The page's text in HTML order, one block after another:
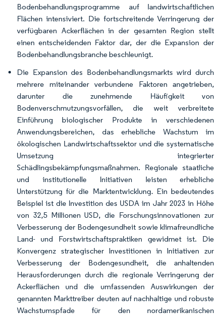
Bodenbehandlungsprogramme auf landwirtschaftlichen
Flächen intensiviert. Die fortschreitende Verringerung der
verfügbaren Ackerflächen in der gesamten Region stellt
einen entscheidenden Faktor dar, der die Expansion der
Bodenbehandlungsbranche beschleunigt.
Die Expansion des Bodenbehandlungsmarkts wird durch
mehrere miteinander verbundene Faktoren angetrieben,
darunter die zunehmende Häufigkeit von
Bodenverschmutzungsvorfällen, die weit verbreitete
Einführung biologischer Produkte in verschiedenen
Anwendungsbereichen, das erhebliche Wachstum im
ökologischen Landwirtschaftssektor und die systematische
Umsetzung integrierter
Schädlingsbekämpfungsmaßnahmen. Regionale staatliche
und institutionelle Initiativen leisten erhebliche
Unterstützung für die Marktentwicklung. Ein bedeutendes
Beispiel ist die Investition des USDA im Jahr 2023 in Höhe
von 32,5 Millionen USD, die Forschungsinnovationen zur
Verbesserung der Bodengesundheit sowie klimafreundliche
Land- und Forstwirtschaftspraktiken gewidmet ist. Die
Konvergenz strategischer Investitionen in Initiativen zur
Verbesserung der Bodengesundheit, die anhaltenden
Herausforderungen durch die regionale Verringerung der
Ackerflächen und die umfassenden Auswirkungen der
genannten Markttreiber deuten auf nachhaltige und robuste
Wachstumspfade für den nordamerikanischen